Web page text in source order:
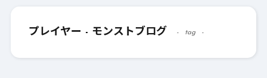
プレイヤー - モンストブログ tag